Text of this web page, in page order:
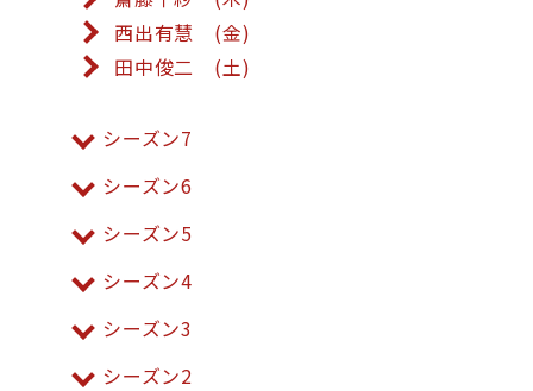
西出有慧 (金)
田中俊二 (土)
シーズン7
シーズン6
シーズン5
シーズン4
シーズン3
シーズン2